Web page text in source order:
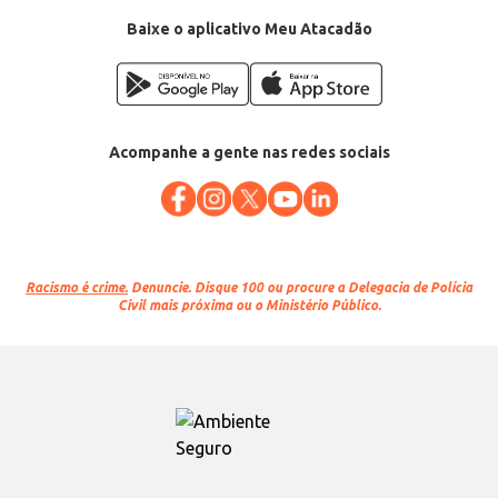
Baixe o aplicativo Meu Atacadão
Acompanhe a gente nas redes sociais
Racismo é crime. Denuncie. Disque 100 ou procure a Delegacia de Polícia
Civil mais próxima ou o Ministério Público.